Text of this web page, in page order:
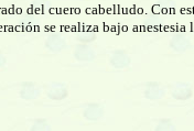
del cuero cabelludo. Con
se realiza bajo